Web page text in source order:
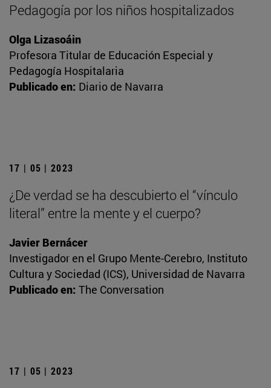
Pedagogía por los niños hospitalizados
Olga Lizasoáin
Profesora Titular de Educación Especial y
Pedagogía Hospitalaria
Publicado en: Diario de Navarra
17 | 05 | 2023
¿De verdad se ha descubierto el “vínculo
literal” entre la mente y el cuerpo?
Javier Bernácer
Investigador en el Grupo Mente-Cerebro, Instituto
Cultura y Sociedad (ICS), Universidad de Navarra
Publicado en: The Conversation
17 | 05 | 2023